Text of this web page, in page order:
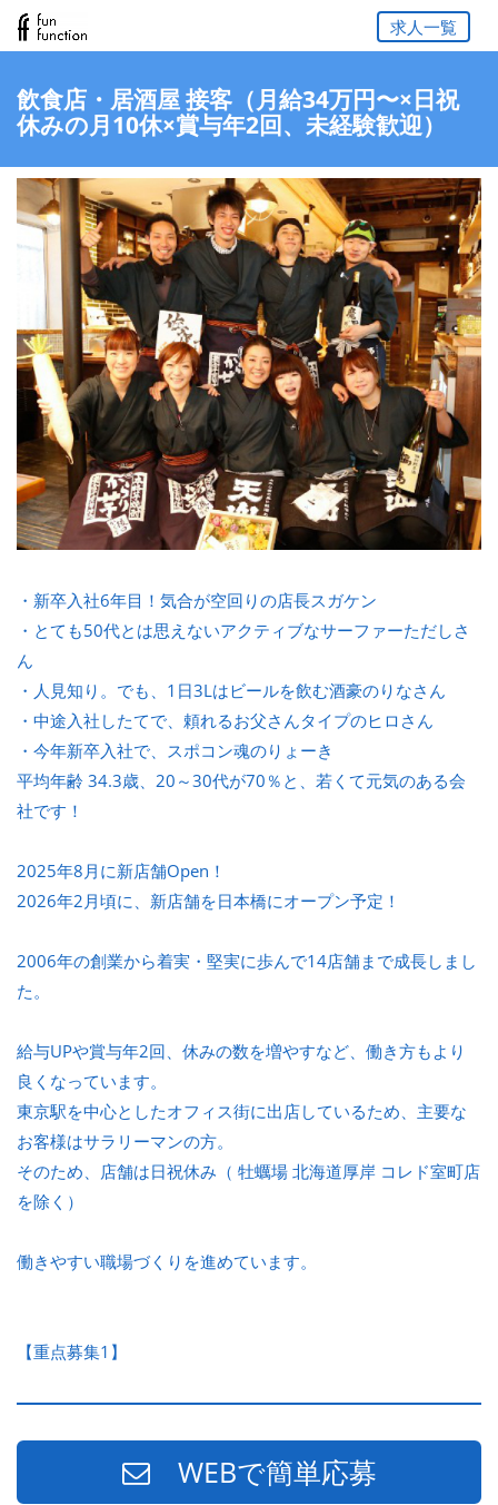
求人一覧
飲食店・居酒屋 接客（月給34万円〜×日祝
休みの月10休×賞与年2回、未経験歓迎）
・新卒入社6年目！気合が空回りの店長スガケン
・とても50代とは思えないアクティブなサーファーただしさ
ん
・人見知り。でも、1日3Lはビールを飲む酒豪のりなさん
・中途入社したてで、頼れるお父さんタイプのヒロさん
・今年新卒入社で、スポコン魂のりょーき
平均年齢 34.3歳、20～30代が70％と、若くて元気のある会
社です！
2025年8月に新店舗Open！
2026年2月頃に、新店舗を日本橋にオープン予定！
2006年の創業から着実・堅実に歩んで14店舗まで成長しまし
た。
給与UPや賞与年2回、休みの数を増やすなど、働き方もより
良くなっています。
東京駅を中心としたオフィス街に出店しているため、主要な
お客様はサラリーマンの方。
そのため、店舗は日祝休み（ 牡蠣場 北海道厚岸 コレド室町店
を除く）
働きやすい職場づくりを進めています。
【重点募集1】
WEBで簡単応募